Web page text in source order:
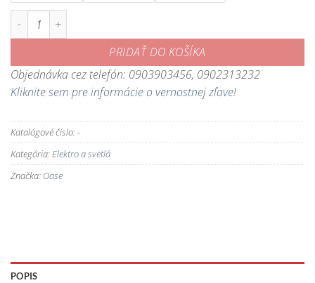
množstvo LunAqua Terra LED - LED osvetlenie ktoré je možné
PRIDAŤ DO KOŠÍKA
Objednávka cez telefón: 0903903456, 0902313232
Kliknite sem pre informácie o vernostnej zľave!
Katalógové číslo:-
Kategória:Elektro a svetlá
Značka: Oase
POPIS